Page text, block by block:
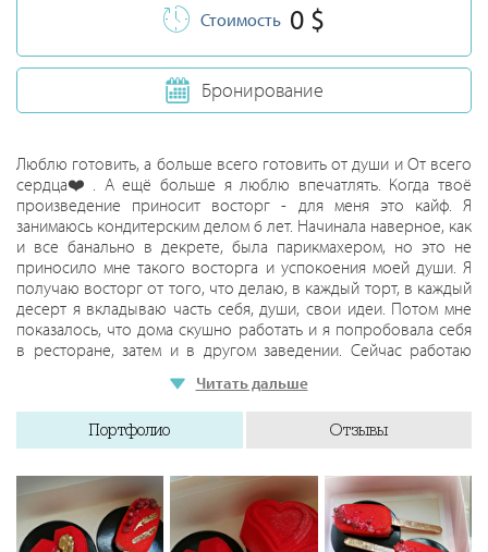
Стоимость 0 $
Бронирование
Люблю готовить, а больше всего готовить от души и От всего
сердца❤️. А ещё больше я люблю впечатлять. Когда твоё
произведение приносит восторг - для меня это кайф. Я
занимаюсь кондитерским делом 6 лет. Начинала наверное, как
и все банально в декрете, была парикмахером, но это не
приносило мне такого восторга и успокоения моей души. Я
получаю восторг от того, что делаю, в каждый торт, в каждый
десерт я вкладываю часть себя, души, свои идеи. Потом мне
показалось, что дома скушно работать и я попробовала себя
в ресторане, затем и в другом заведении. Сейчас работаю
выездом на ваш праздник. Сделаю незабываемо вкусным и
интересным ваше торжество!
Читать дальше
Портфолио Отзывы